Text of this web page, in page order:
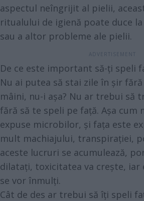
aspectul neîngrijit al pielii,
ritualului de igienă poate duce
sau a altor probleme ale pielii.
De ce este important să-ți speli
Nu ai putea să stai zile în șir
mâini, nu-i așa? Nu ar trebui să
fără să te speli pe față. Așa cum
expuse microbilor, și fața este
mult machiajului, transpirației,
aceste lucruri se acumulează,
dilatați, toxicitatea va crește, iar
se vor înmulți.
Cât de des ar trebui să îți speli